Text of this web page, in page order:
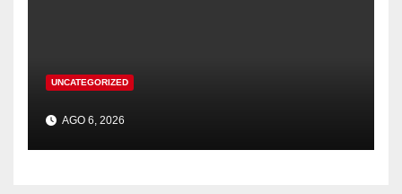
UNCATEGORIZED
AGO 6, 2026